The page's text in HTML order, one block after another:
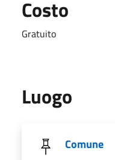
Costo
Gratuito
Luogo
Comune